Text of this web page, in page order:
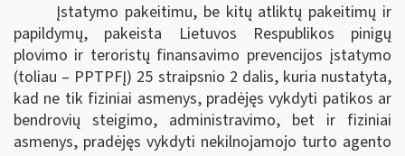
Įstatymo pakeitimu, be kitų atliktų pakeitimų ir
papildymų, pakeista Lietuvos Respublikos pinigų
plovimo ir teroristų finansavimo prevencijos įstatymo
(toliau – PPTPFĮ) 25 straipsnio 2 dalis, kuria nustatyta,
kad ne tik fiziniai asmenys, pradėjęs vykdyti patikos ar
bendrovių steigimo, administravimo, bet ir fiziniai
asmenys, pradėjęs vykdyti nekilnojamojo turto agento